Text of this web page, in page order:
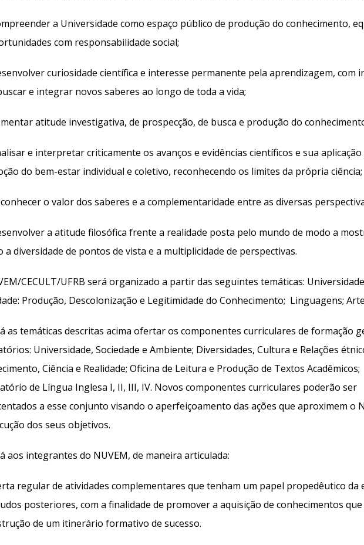
a Universidade como espaço público de produção do conhecimento,
com responsabilidade social;
curiosidade científica e interesse permanente pela aprendizagem, com
e integrar novos saberes ao longo de toda a vida;
atitude investigativa, de prospecção, de busca e produção do
e interpretar criticamente os avanços e evidências científicos e sua aplicação
do bem-estar individual e coletivo, reconhecendo os limites da própria ciência;
o valor dos saberes e a complementaridade entre as diversas
a atitude filosófica frente a realidade posta pelo mundo de modo a
a diversidade de pontos de vista e a multiplicidade de perspectivas.
CECULT/UFRB será organizado a partir das seguintes temáticas:
Produção, Descolonização e Legitimidade do Conhecimento; Linguagens;
as temáticas descritas acima ofertar os componentes curriculares de formação
Universidade, Sociedade e Ambiente; Diversidades, Cultura e Relações
Ciência e Realidade; Oficina de Leitura e Produção de Textos Acadêmicos;
de Língua Inglesa I, II, III, IV. Novos componentes curriculares poderão ser
a esse conjunto visando o aperfeiçoamento das ações que aproximem o
dos seus objetivos.
aos integrantes do NUVEM, de maneira articulada:
regular de atividades complementares que tenham um papel propedêutico da
posteriores, com a finalidade de promover a aquisição de conhecimentos
de um itinerário formativo de sucesso.